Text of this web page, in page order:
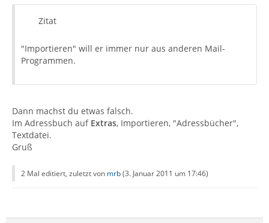
Zitat
"Importieren" will er immer nur aus anderen Mail-
Programmen.
Dann machst du etwas falsch.
Im Adressbuch auf Extras, Importieren, "Adressbücher",
Textdatei.
Gruß
2 Mal editiert, zuletzt von mrb(3. Januar 2011 um 17:46)